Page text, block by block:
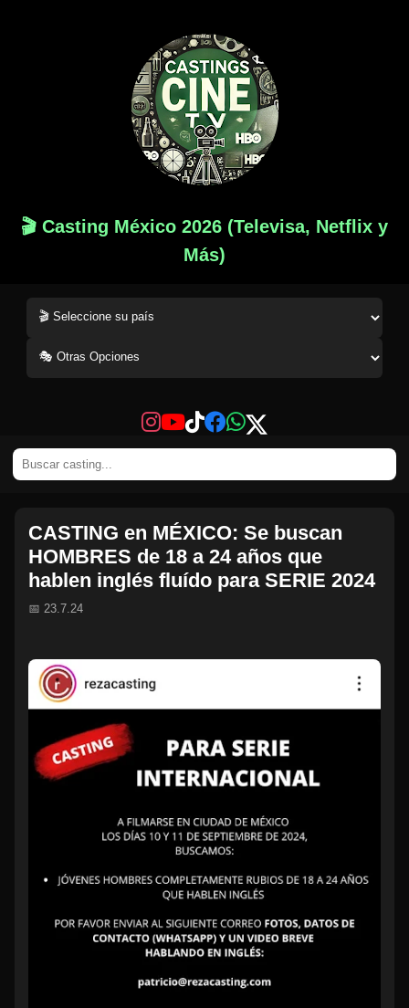
🎬 Casting México 2026 (Televisa, Netflix y
Más)
CASTING en MÉXICO: Se buscan
HOMBRES de 18 a 24 años que
hablen inglés fluído para SERIE 2024
📅 23.7.24